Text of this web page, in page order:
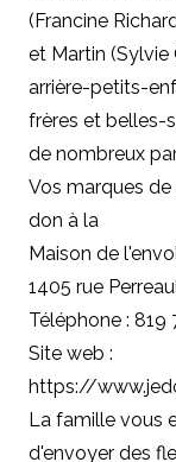
(Francine
et Martin (Sylvie
arrière-petits-
frères et belles-
de nombreux
Vos marques
don à la
Maison de
1405 rue
Téléphone : 819
Site web :
https://
La famille vous
d'envoyer des